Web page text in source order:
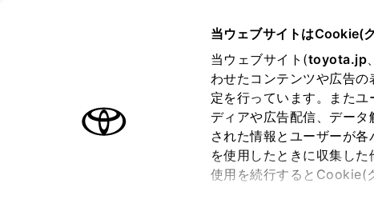
当ウェブサイトはCookie(
当ウェブサイト(toyota.jp、
わせたコンテンツや広告
定を行っています。また
ディアや広告配信、デー
された情報とユーザーが
を使用したときに収集し
使用を続行するとCookie(
オーナーサポート トピックス
店舗トップ